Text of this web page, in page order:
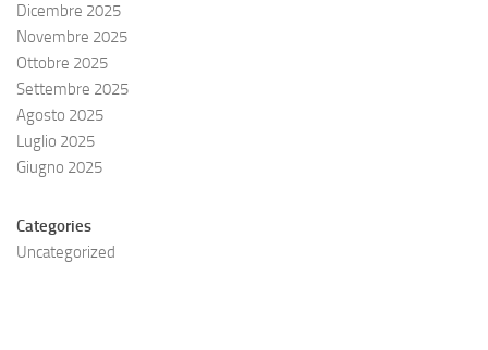
Dicembre 2025
Novembre 2025
Ottobre 2025
Settembre 2025
Agosto 2025
Luglio 2025
Giugno 2025
Categories
Uncategorized